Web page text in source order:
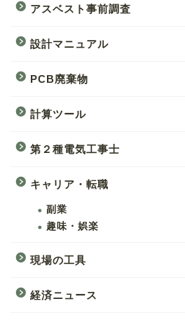
アスベスト事前調査
設計マニュアル
PCB廃棄物
計算ツール
第２種電気工事士
キャリア・転職
副業
趣味・娯楽
現場の工具
経済ニュース